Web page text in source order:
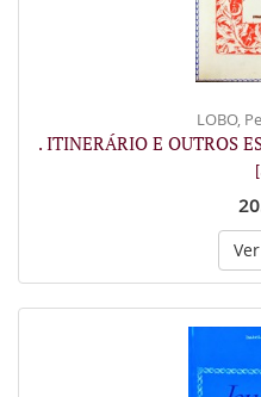
LOBO,
. ITINERÁRIO E OUTROS